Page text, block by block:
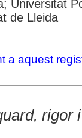
Universitat
de Lleida
a aquest
rigor